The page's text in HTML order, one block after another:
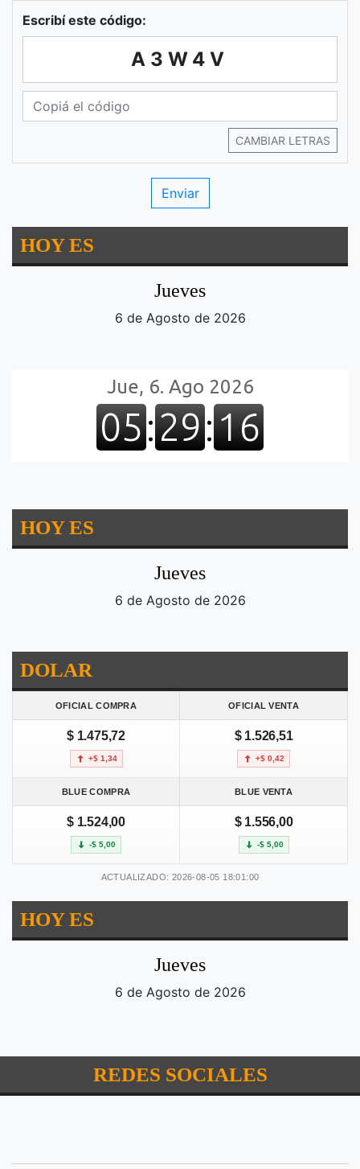
Escribí este código:
A3W4V
CAMBIAR LETRAS
HOY ES
Jueves
6 de Agosto de 2026
HOY ES
Jueves
6 de Agosto de 2026
DOLAR
OFICIAL COMPRA OFICIAL VENTA
$ 1.475,72
+$ 1,34
$ 1.526,51
+$ 0,42
BLUE COMPRA BLUE VENTA
$ 1.524,00
-$ 5,00
$ 1.556,00
-$ 5,00
ACTUALIZADO: 2026-08-05 18:01:00
HOY ES
Jueves
6 de Agosto de 2026
REDES SOCIALES